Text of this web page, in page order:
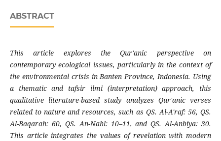
ABSTRACT
This article explores the Qur'anic perspective on
contemporary ecological issues, particularly in the context of
the environmental crisis in Banten Province, Indonesia. Using
a thematic and tafsir ilmi (interpretation) approach, this
qualitative literature-based study analyzes Qur'anic verses
related to nature and resources, such as QS. Al-A'raf: 56, QS.
Al-Baqarah: 60, QS. An-Nahl: 10–11, and QS. Al-Anbiya: 30.
This article integrates the values ​​of revelation with modern